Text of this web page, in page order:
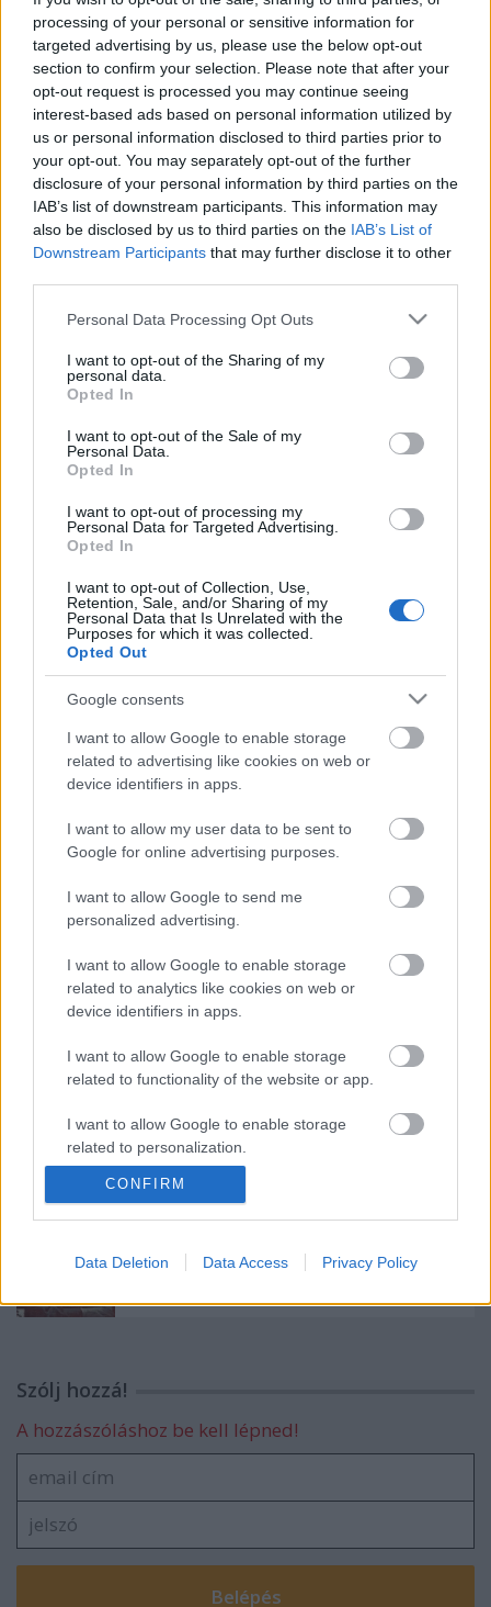
processing of your personal or sensitive information for
targeted advertising by us, please use the below opt-out
section to confirm your selection. Please note that after your
opt-out request is processed you may continue seeing
interest-based ads based on personal information utilized by
us or personal information disclosed to third parties prior to
your opt-out. You may separately opt-out of the further
disclosure of your personal information by third parties on the
IAB’s list of downstream participants. This information may
also be disclosed by us to third parties on the IAB’s List of
Downstream Participants that may further disclose it to other
Please note that this website/app uses one or more Google
not limited to your visit or usage behaviour. You may click to
grant or deny consent to Google and its third-party tags to
use your data for below specified purposes in below Google
consent section.
Personal Data Processing Opt Outs
I want to opt-out of the Sharing of my
personal data.
Opted In
I want to opt-out of the Sale of my
Personal Data.
Opted In
I want to opt-out of processing my
Personal Data for Targeted Advertising.
Opted In
I want to opt-out of Collection, Use,
Retention, Sale, and/or Sharing of my
Personal Data that Is Unrelated with the
Purposes for which it was collected.
Opted Out
Google consents
I want to allow Google to enable storage
related to advertising like cookies on web or
device identifiers in apps.
I want to allow my user data to be sent to
Google for online advertising purposes.
I want to allow Google to send me
personalized advertising.
I want to allow Google to enable storage
related to analytics like cookies on web or
device identifiers in apps.
I want to allow Google to enable storage
related to functionality of the website or app.
I want to allow Google to enable storage
related to personalization.
I want to allow Google to enable storage
related to security, including authentication
user protection.
CONFIRM
Data Deletion Data Access Privacy Policy
amikor Sztálin mellől lassan kiretusálták a nem
megfelelő társaságot, kellemetlenné váló
harcostársakat. És nem akarok most azzal jönni,
hogy van-e felelőssége a túlélőknek, amit mondok,
csak azért van, mert ez az igazság: a
Fesztiválzenekart ketten alapították, Fischer Iván és
Kocsis Zoltán.
Címkék:Kocsis Zoltán Fesztiválzenekar Fischer Iván
Ajánlott bejegyzések:
Tud a karmester táncolni?
Hetvennégy
Májusköszöntő
Szólj hozzá!
A hozzászóláshoz be kell lépned!